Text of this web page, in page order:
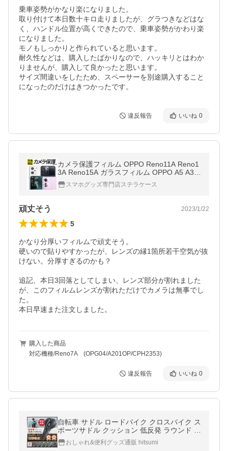
乗車姿勢がかなり楽になりました。
取り付けて本日数十キロ走りましたが、グラつきなどはな
く、ハンドル位置が高くできたので、乗車姿勢がかわり楽
になりました。
モノもしっかりと作られていると思います。
耐久性などは、購入したばかりなので、ハッキリとはわか
りませんが、購入して良かったと思います。
サイズ間違いをしたため、スペーサーを別途購入すること
になったのだけはきつかったです。
違反報告 いいね 0
カメラ保護フィルム OPPO Reno11A Reno1
3A Reno15A ガラスフィルム OPPO A5 A3 5
G Reno7A Reno9A フィルム カメラレンズ
カメラカバー フィルム オッポ
スマホグッズ専門店ステラケース
頑丈そう 2023/1/22
5
かなり分厚いフィルムで頑丈そう。
硬いので貼りやすかったが、レンズの縁1箇所若干空気が抜
けない。分厚すぎるのかも？
追記、本日3回落としてしまい、レンズ部分が割れました
が、このフィルムレンズが割れただけでカメラは無事でし
た。
本日早速また注文しました。
購入した商品
対応機種/Reno7A (OPG04/A201OP/CPH2353)
違反報告 いいね 0
自転車 サドル ロードバイク クロスバイク ス
ポーツサドル クッション 低反発 ラウンド 痛
くない お尻 ブラック 穴あき 蒸れない マウ
ンテン サイクリング 腰痛
おしゃれ&便利グッズ通販 hitsumi